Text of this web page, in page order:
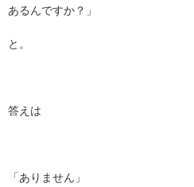
あるんですか？」
と。
答えは
「ありません」